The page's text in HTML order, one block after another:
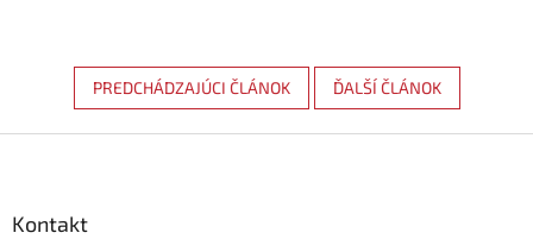
PREDCHÁDZAJÚCI ČLÁNOK ĎALŠÍ ČLÁNOK
Kontakt